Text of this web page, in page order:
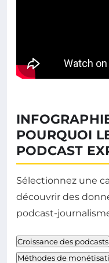
POURQUOI
PODCAST
Sélectionnez une
découvrir des
podcast-
Croissance des podcasts
Méthodes de